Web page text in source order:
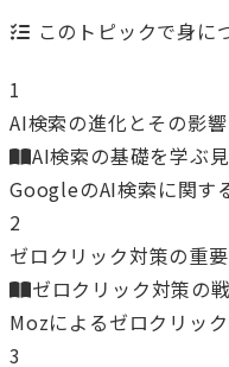
このトピックで身に
1
AI検索の進化とその影
AI検索の基礎を学ぶ
GoogleのAI検索に関す
2
ゼロクリック対策の重
ゼロクリック対策の
Mozによるゼロクリッ
3